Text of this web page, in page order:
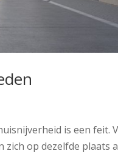
is een feit.
op dezelfde plaats